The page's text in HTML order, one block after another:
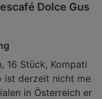
Dolce Gus
16 Stück, Kompati
ist derzeit nicht me
in Österreich er